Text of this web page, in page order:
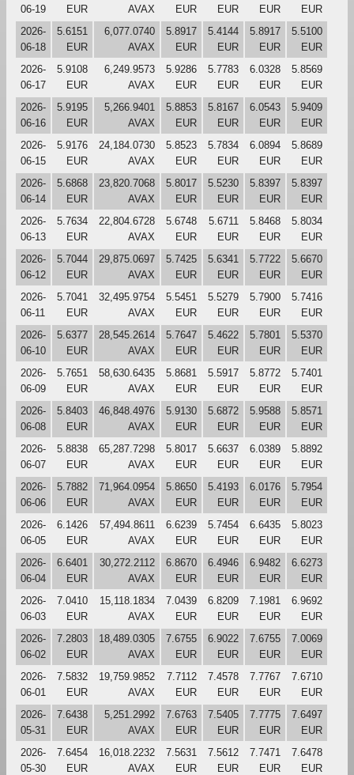
06-19
EUR
AVAX
EUR
EUR
EUR
EUR
2026-
06-18
5.6151
EUR
6,077.0740
AVAX
5.8917
EUR
5.4144
EUR
5.8917
EUR
5.5100
EUR
2026-
06-17
5.9108
EUR
6,249.9573
AVAX
5.9286
EUR
5.7783
EUR
6.0328
EUR
5.8569
EUR
2026-
06-16
5.9195
EUR
5,266.9401
AVAX
5.8853
EUR
5.8167
EUR
6.0543
EUR
5.9409
EUR
2026-
06-15
5.9176
EUR
24,184.0730
AVAX
5.8523
EUR
5.7834
EUR
6.0894
EUR
5.8689
EUR
2026-
06-14
5.6868
EUR
23,820.7068
AVAX
5.8017
EUR
5.5230
EUR
5.8397
EUR
5.8397
EUR
2026-
06-13
5.7634
EUR
22,804.6728
AVAX
5.6748
EUR
5.6711
EUR
5.8468
EUR
5.8034
EUR
2026-
06-12
5.7044
EUR
29,875.0697
AVAX
5.7425
EUR
5.6341
EUR
5.7722
EUR
5.6670
EUR
2026-
06-11
5.7041
EUR
32,495.9754
AVAX
5.5451
EUR
5.5279
EUR
5.7900
EUR
5.7416
EUR
2026-
06-10
5.6377
EUR
28,545.2614
AVAX
5.7647
EUR
5.4622
EUR
5.7801
EUR
5.5370
EUR
2026-
06-09
5.7651
EUR
58,630.6435
AVAX
5.8681
EUR
5.5917
EUR
5.8772
EUR
5.7401
EUR
2026-
06-08
5.8403
EUR
46,848.4976
AVAX
5.9130
EUR
5.6872
EUR
5.9588
EUR
5.8571
EUR
2026-
06-07
5.8838
EUR
65,287.7298
AVAX
5.8017
EUR
5.6637
EUR
6.0389
EUR
5.8892
EUR
2026-
06-06
5.7882
EUR
71,964.0954
AVAX
5.8650
EUR
5.4193
EUR
6.0176
EUR
5.7954
EUR
2026-
06-05
6.1426
EUR
57,494.8611
AVAX
6.6239
EUR
5.7454
EUR
6.6435
EUR
5.8023
EUR
2026-
06-04
6.6401
EUR
30,272.2112
AVAX
6.8670
EUR
6.4946
EUR
6.9482
EUR
6.6273
EUR
2026-
06-03
7.0410
EUR
15,118.1834
AVAX
7.0439
EUR
6.8209
EUR
7.1981
EUR
6.9692
EUR
2026-
06-02
7.2803
EUR
18,489.0305
AVAX
7.6755
EUR
6.9022
EUR
7.6755
EUR
7.0069
EUR
2026-
06-01
7.5832
EUR
19,759.9852
AVAX
7.7112
EUR
7.4578
EUR
7.7767
EUR
7.6710
EUR
2026-
05-31
7.6438
EUR
5,251.2992
AVAX
7.6763
EUR
7.5405
EUR
7.7775
EUR
7.6497
EUR
2026-
05-30
7.6454
EUR
16,018.2232
AVAX
7.5631
EUR
7.5612
EUR
7.7471
EUR
7.6478
EUR